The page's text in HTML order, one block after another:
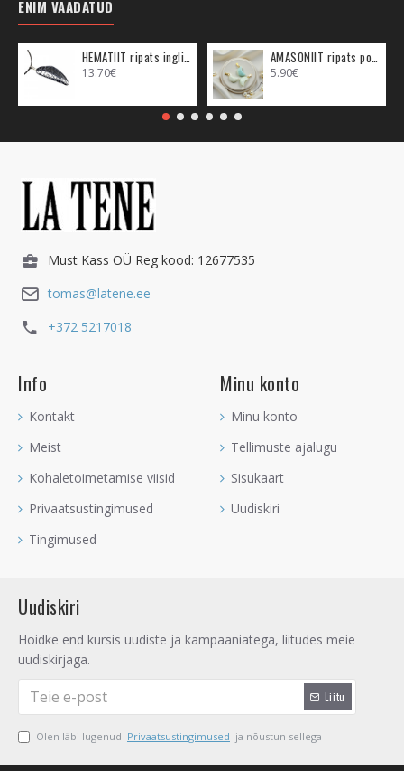
ENIM VAADATUD
13.70€ 5.90€
Must Kass OÜ Reg kood: 12677535
tomas@latene.ee
+372 5217018
Info
Kontakt
Meist
Kohaletoimetamise viisid
Privaatsustingimused
Tingimused
Minu konto
Minu konto
Tellimuste ajalugu
Sisukaart
Uudiskiri
Uudiskiri
Hoidke end kursis uudiste ja kampaaniatega, liitudes meie
uudiskirjaga.
Liitu
Olen läbi lugenud Privaatsustingimused ja nõustun sellega